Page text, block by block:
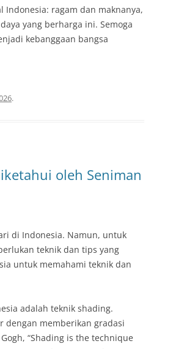
ragam dan maknanya,
yang berharga ini. Semoga
kebanggaan bangsa
.
oleh Seniman
di Indonesia. Namun, untuk
teknik dan tips yang
untuk memahami teknik dan
adalah teknik shading.
dengan memberikan gradasi
“Shading is the technique